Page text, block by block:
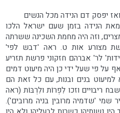
יפסק דם הנידה מכל הנשים
הנידה בזמן שעם ישראל הלכו
וזה היה מחמת השכינה ששרתה
מצורע אות ט. ראה 'דבש לפי'
לר' אברהם חזקוני פרשת תזריע
על פי שעל ידי כן היה מיעוט דמים
למיעוט בנים ובנות, עם כל זאת הם
ריבויים וזכו לִפְרוֹת ולִרְבּוֹת (ראה
'שדמיה מרובין בניה מרובים').